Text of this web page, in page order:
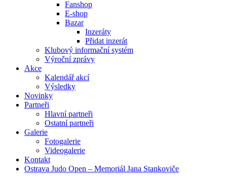
Fanshop
E-shop
Bazar
Inzeráty
Přidat inzerát
Klubový informační systém
Výroční zprávy
Akce
Kalendář akcí
Výsledky
Novinky
Partneři
Hlavní partneři
Ostatní partneři
Galerie
Fotogalerie
Videogalerie
Kontakt
Ostrava Judo Open – Memoriál Jana Stankoviče